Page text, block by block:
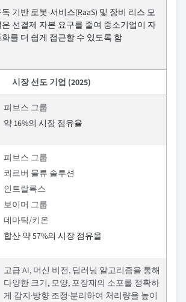
독 기반 로봇-서비스(RaaS) 및 장비 리스 모
은 선결제 자본 요구를 줄여 중소기업이 자
화를 더 쉽게 접근할 수 있도록 함
시장 선도 기업 (2025)
피브스 그룹
약 16%의 시장 점유율
피브스 그룹
쾨르버 물류 솔루션
인트랄록스
보이머 그룹
데마틱/키온
합산 약 57%의 시장 점유율
고급 AI, 머신 비전, 딥러닝 알고리즘을 통해
다양한 크기, 모양, 포장재의 소포를 정확하
게 감지·방향 조정·분리하여 처리량을 높이